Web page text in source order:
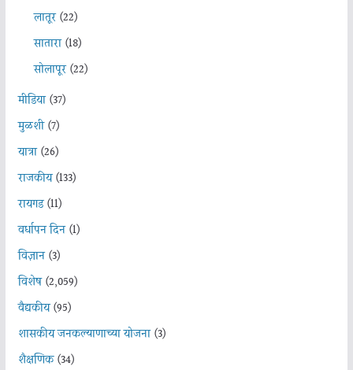
लातूर(22)
सातारा(18)
सोलापूर(22)
मीडिया(37)
मुळशी(7)
यात्रा(26)
राजकीय(133)
रायगड(11)
वर्धापन दिन(1)
विज्ञान(3)
विशेष(2,059)
वैद्यकीय(95)
शासकीय जनकल्याणाच्या योजना(3)
शैक्षणिक(34)